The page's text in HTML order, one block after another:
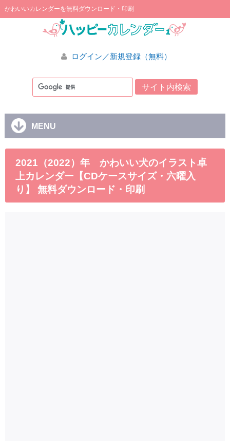
かわいいカレンダーを無料ダウンロード・印刷
ログイン／新規登録（無料）
MENU
2021（2022）年 かわいい犬のイラスト卓
上カレンダー【CDケースサイズ・六曜入
り】 無料ダウンロード・印刷